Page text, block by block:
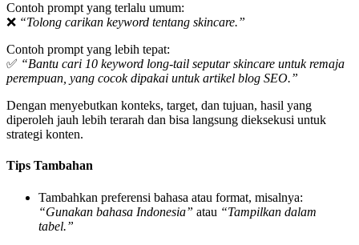
Contoh prompt yang terlalu umum:
❌ “Tolong carikan keyword tentang skincare.”
Contoh prompt yang lebih tepat:
✅ “Bantu cari 10 keyword long-tail seputar skincare untuk remaja
perempuan, yang cocok dipakai untuk artikel blog SEO.”
Dengan menyebutkan konteks, target, dan tujuan, hasil yang
diperoleh jauh lebih terarah dan bisa langsung dieksekusi untuk
strategi konten.
Tips Tambahan
Tambahkan preferensi bahasa atau format, misalnya:
“Gunakan bahasa Indonesia” atau “Tampilkan dalam
tabel.”